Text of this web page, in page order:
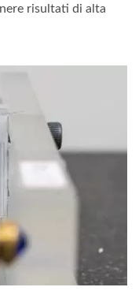
risultati di alta